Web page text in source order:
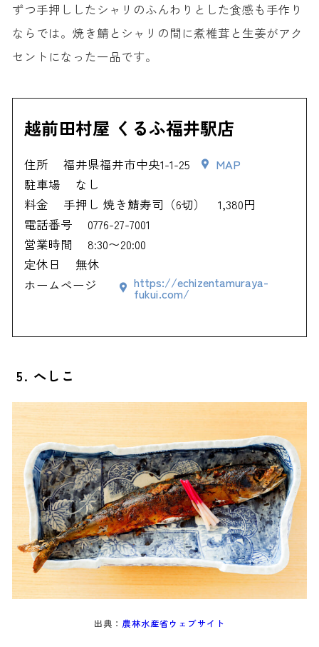
ずつ手押ししたシャリのふんわりとした食感も手作り
ならでは。焼き鯖とシャリの間に煮椎茸と生姜がアク
セントになった一品です。
越前田村屋 くるふ福井駅店
住所 福井県福井市中央1-1-25
MAP
駐車場
なし
料金
手押し 焼き鯖寿司（6切） 1,380円
電話番号
0776-27-7001
営業時間
8:30〜20:00
定休日
無休
ホームページ
https://echizentamuraya-
fukui.com/
5. へしこ
出典： 農林水産省ウェブサイト